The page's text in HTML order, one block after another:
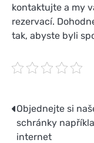
kontaktujte a my
rezervací.
tak, abyste byli
Navigace
pro
Objednejte si
schránky
internet